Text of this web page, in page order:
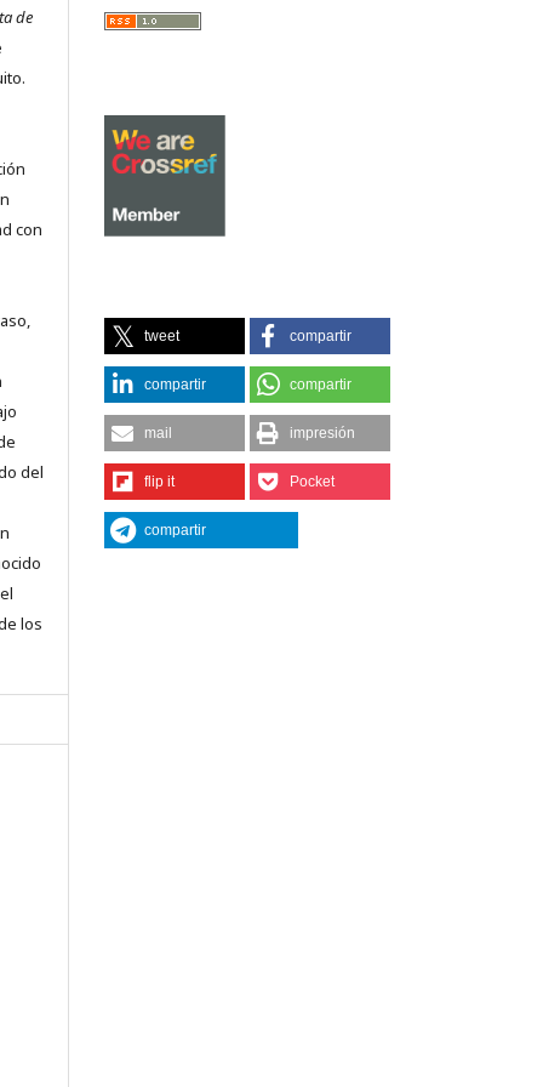
de
con
del
los
tweet compartir
compartir compartir
mail impresión
flip it Pocket
compartir